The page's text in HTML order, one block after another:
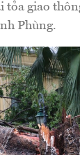
tỏa giao
Phùng.